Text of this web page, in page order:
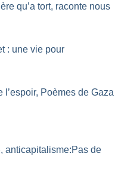
qu’a tort, raconte nous
: une vie pour
l’espoir, Poèmes de Gaza
anticapitalisme:Pas de